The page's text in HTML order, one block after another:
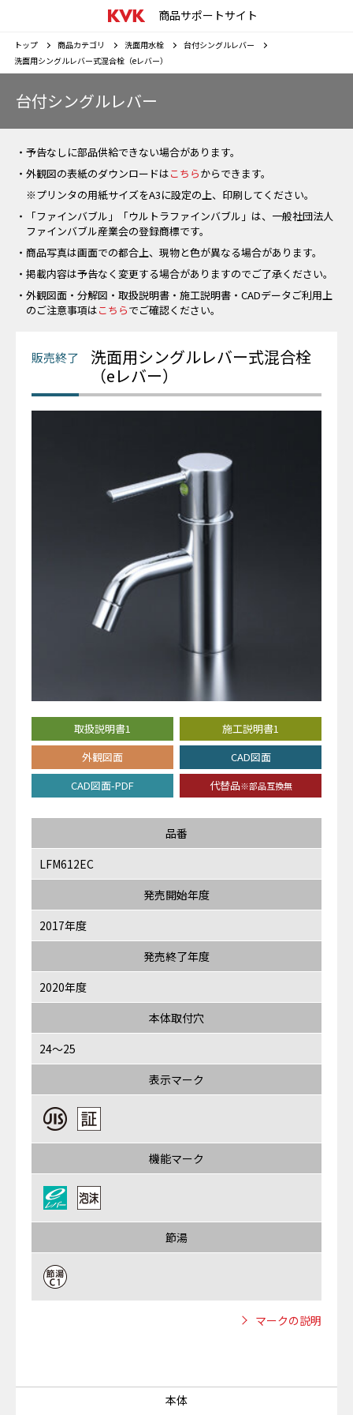
商品サポートサイト
トップ 商品カテゴリ 洗面用水栓
台付シングルレバー
洗面用シングルレバー式混合栓（eレバー）
台付シングルレバー
・予告なしに部品供給できない場合があります。
・外観図の表紙のダウンロードはこちらからできます。
※プリンタの用紙サイズをA3に設定の上、印刷してください。
・「ファインバブル」「ウルトラファインバブル」は、一般社団法人
ファインバブル産業会の登録商標です。
・商品写真は画面での都合上、現物と色が異なる場合があります。
・掲載内容は予告なく変更する場合がありますのでご了承ください。
・外観図面・分解図・取扱説明書・施工説明書・CADデータご利用上
のご注意事項はこちらでご確認ください。
洗面用シングルレバー式混合栓
（eレバー）
取扱説明書1
施工説明書1
外観図面
CAD図面
CAD図面-PDF
代替品※部品互換無
品番
LFM612EC
発売開始年度
2017年度
発売終了年度
2020年度
本体取付穴
24～25
表示マーク
機能マーク
節湯
マークの説明
本体